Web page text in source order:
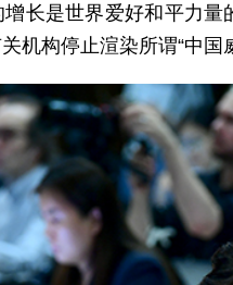
长是世界爱好和平力
机构停止渲染所谓“中国